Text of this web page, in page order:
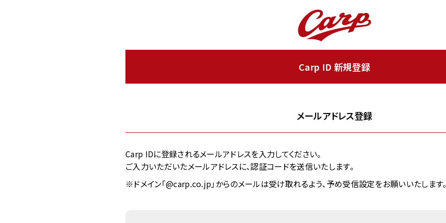
Carp ID 新規登録
メールアドレス登録
Carp IDに登録されるメールアドレスを入力してください。
ご入力いただいたメールアドレスに、認証コードを送信いたします。
※ドメイン「@carp.co.jp」からのメールは受け取れるよう、予め受信設定をお願いいたします